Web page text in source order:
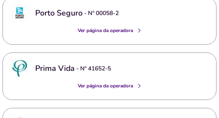
Porto Seguro- Nº00058-2
Ver página da operadora
Prima Vida - Nº41652-5
Ver página da operadora